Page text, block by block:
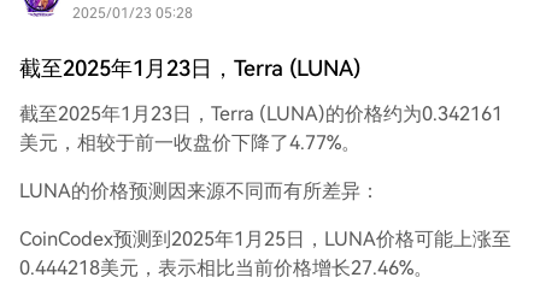
2025/01/23 05:28
截至2025年1月23日，Terra (LUNA)
截至2025年1月23日，Terra (LUNA)的价格约为0.342161
美元，相较于前一收盘价下降了4.77%。
LUNA的价格预测因来源不同而有所差异：
CoinCodex预测到2025年1月25日，LUNA价格可能上涨至
0.444218美元，表示相比当前价格增长27.46%。